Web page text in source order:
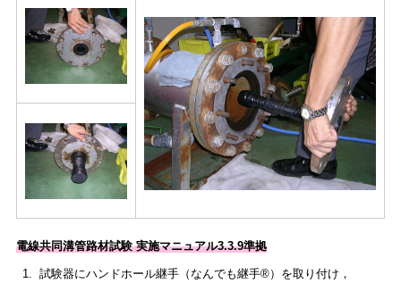
電線共同溝管路材試験 実施マニュアル3.3.9準拠
試験器にハンドホール継手（なんでも継手®）を取り付け，